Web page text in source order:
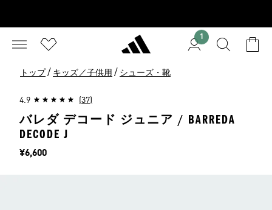
1
トップ / キッズ／子供用 / シューズ・靴
4.9 (37)
バレダ デコード ジュニア / BARREDA
DECODE J
価格
¥6,600